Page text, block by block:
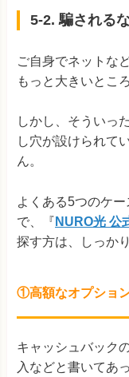
5-2. 騙される
ご自身でネットな
もっと大きいとこ
しかし、そういっ
し穴が設けられて
ん。
よくある5つのケ
で、『 NURO光 公
探す方は、しっか
①高額なオプショ
キャッシュバック
入などと書いてあ